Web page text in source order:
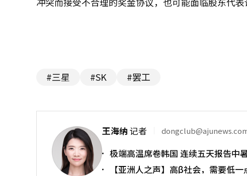
#三星 #SK #罢工
王海纳 记者
极端高温席卷韩国 连续五天报告中
【亚洲人之声】高β社会，需要低一